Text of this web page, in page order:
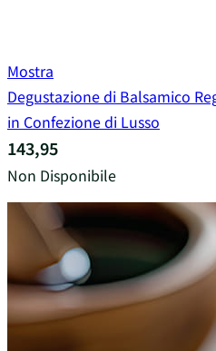
Mostra
Degustazione di Balsamico
in Confezione di Lusso
143,95
Non Disponibile